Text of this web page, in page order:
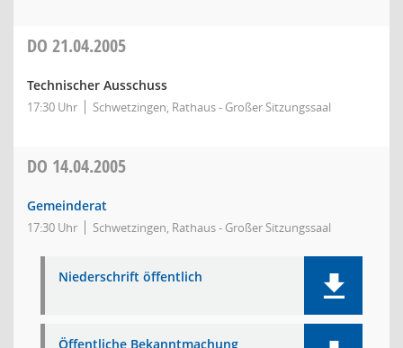
DO 21.04.2005
Technischer Ausschuss
17:30 Uhr Schwetzingen, Rathaus - Großer Sitzungssaal
DO 14.04.2005
Gemeinderat
17:30 Uhr Schwetzingen, Rathaus - Großer Sitzungssaal
Niederschrift öffentlich
Öffentliche Bekanntmachung